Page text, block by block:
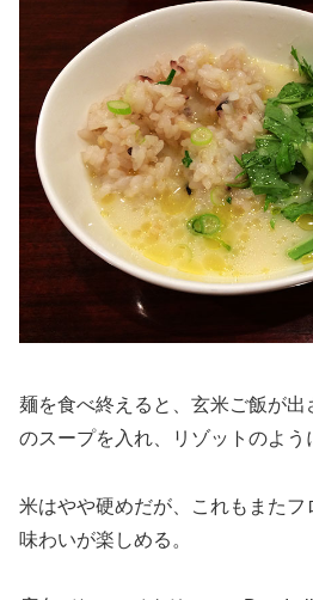
麺を食べ終えると、玄米ご飯が
のスープを入れ、リゾットのよう
米はやや硬めだが、これもまた
味わいが楽しめる。